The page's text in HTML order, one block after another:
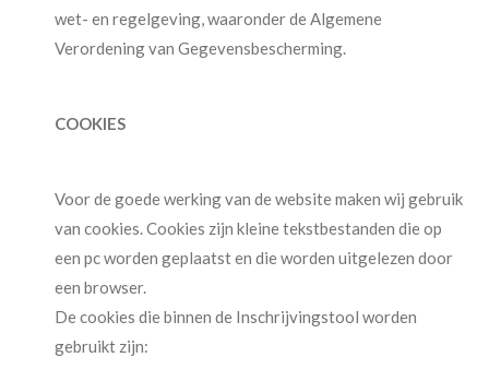
wet- en regelgeving, waaronder de Algemene
Verordening van Gegevensbescherming.
COOKIES
Voor de goede werking van de website maken wij gebruik
van cookies. Cookies zijn kleine tekstbestanden die op
een pc worden geplaatst en die worden uitgelezen door
een browser.
De cookies die binnen de Inschrijvingstool worden
gebruikt zijn: